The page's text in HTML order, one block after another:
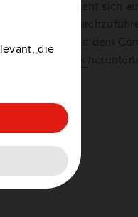
Connect mit dem
diesen
die